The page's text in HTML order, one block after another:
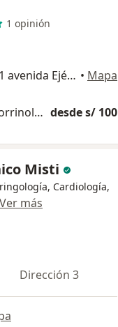
1 opinión
Edificio Nasya II oficina 711 avenida Ejército frente a la comisaría de Yanahuara , Arequipa • Mapa
Consulta Especializada Otorrinolaringológica desde s/ 100
Misti
Cardiología,
Ver más
Dirección 3